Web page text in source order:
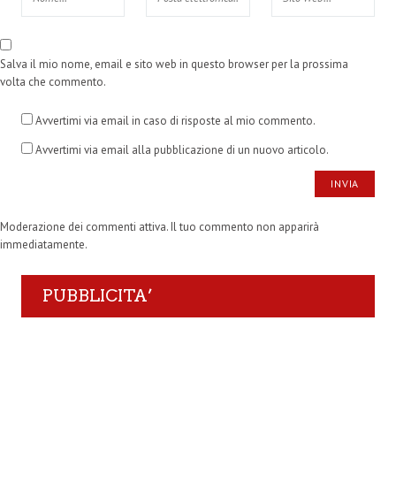
Salva il mio nome, email e sito web in questo browser per la prossima
volta che commento.
Avvertimi via email in caso di risposte al mio commento.
Avvertimi via email alla pubblicazione di un nuovo articolo.
Moderazione dei commenti attiva. Il tuo commento non apparirà
immediatamente.
PUBBLICITA’